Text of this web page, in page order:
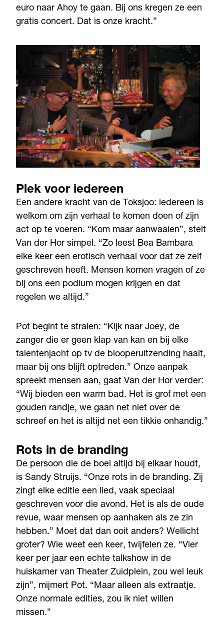
euro naar Ahoy te gaan. Bij ons kregen ze een
gratis concert. Dat is onze kracht.”
Plek voor iedereen
Een andere kracht van de Toksjoo: iedereen is
welkom om zijn verhaal te komen doen of zijn
act op te voeren. “Kom maar aanwaaien”, stelt
Van der Hor simpel. “Zo leest Bea Bambara
elke keer een erotisch verhaal voor dat ze zelf
geschreven heeft. Mensen komen vragen of ze
bij ons een podium mogen krijgen en dat
regelen we altijd.”
Pot begint te stralen: “Kijk naar Joey, de
zanger die er geen klap van kan en bij elke
talentenjacht op tv de blooperuitzending haalt,
maar bij ons blijft optreden.” Onze aanpak
spreekt mensen aan, gaat Van der Hor verder:
“Wij bieden een warm bad. Het is grof met een
gouden randje, we gaan net niet over de
schreef en het is altijd net een tikkie onhandig.”
Rots in de branding
De persoon die de boel altijd bij elkaar houdt,
is Sandy Struijs. “Onze rots in de branding. Zij
zingt elke editie een lied, vaak speciaal
geschreven voor die avond. Het is als de oude
revue, waar mensen op aanhaken als ze zin
hebben.” Moet dat dan ooit anders? Wellicht
groter? Wie weet een keer, twijfelen ze. “Vier
keer per jaar een echte talkshow in de
huiskamer van Theater Zuidplein, zou wel leuk
zijn”, mijmert Pot. “Maar alleen als extraatje.
Onze normale edities, zou ik niet willen
missen.”